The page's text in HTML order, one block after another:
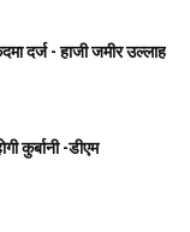
दर्ज - हाजी जमीर उल्लाह
कुर्बानी -डीएम